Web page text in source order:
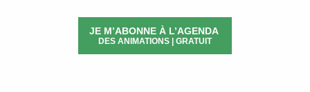
JE M’ABONNE À L’AGENDA
DES ANIMATIONS | GRATUIT